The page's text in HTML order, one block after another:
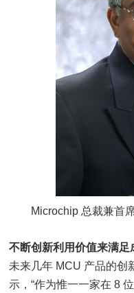
Microchip 总裁兼首
不断创新利用价值来满足
未来几年 MCU 产品的创
示，“作为惟一一家在 8